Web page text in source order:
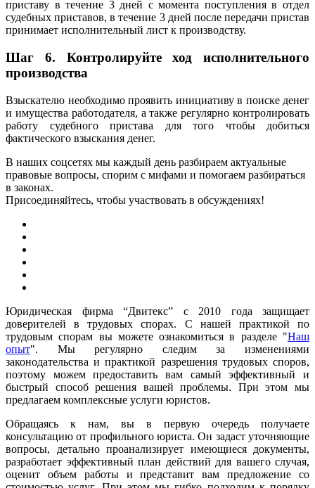
приставу в течение 3 дней с момента поступления в отдел
судебных приставов, в течение 3 дней после передачи пристав
принимает исполнительный лист к производству.
Шаг 6. Контролируйте ход исполнительного
производства
Взыскателю необходимо проявить инициативу в поиске денег
и имущества работодателя, а также регулярно контролировать
работу судебного пристава для того чтобы добиться
фактического взыскания денег.
В наших соцсетях мы каждый день разбираем актуальные
правовые вопросы, спорим с мифами и помогаем разбираться
в законах.
Присоединяйтесь, чтобы участвовать в обсуждениях!
Юридическая фирма “Двитекс” с 2010 года защищает
доверителей в трудовых спорах. С нашей практикой по
трудовым спорам вы можете ознакомиться в разделе "Наш
опыт". Мы регулярно следим за изменениями
законодательства и практикой разрешения трудовых споров,
поэтому можем предоставить вам самый эффективный и
быстрый способ решения вашей проблемы. При этом мы
предлагаем комплексные услуги юристов.
Обращаясь к нам, вы в первую очередь получаете
консультацию от профильного юриста. Он задаст уточняющие
вопросы, детально проанализирует имеющиеся документы,
разработает эффективный план действий для вашего случая,
оценит объем работы и представит вам предложение со